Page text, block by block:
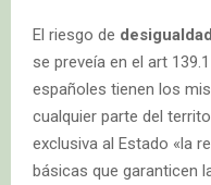
El riesgo de
se preveía en el art
españoles tienen los
cualquier parte del
exclusiva al Estado «la
básicas que garanticen